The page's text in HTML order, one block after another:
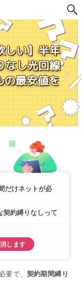
しい】半年
なし光回線
最安値を
だけネットが必
契約縛りなしって
します
要で、 契約期間縛り